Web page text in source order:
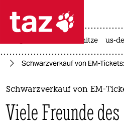
 taz zahl ich
taz zahl ich
themen
politik
hitze us-
Schwarzverkauf von EM-
Schwarzverkauf von EM-
Viele Freunde